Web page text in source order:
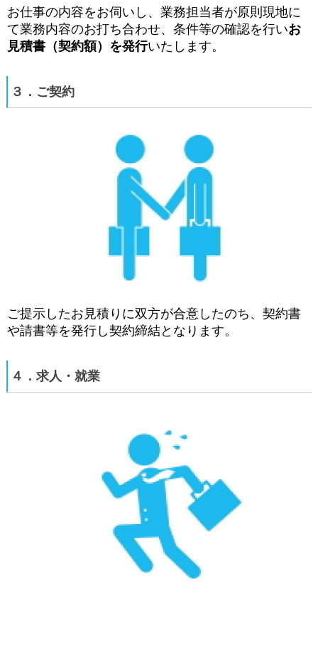
お仕事の内容をお伺いし、業務担当者が原則現地に
て業務内容のお打ち合わせ、条件等の確認を行いお
見積書（契約額）を発行いたします。
３．ご契約
ご提示したお見積りに双方が合意したのち、契約書
や請書等を発行し契約締結となります。
４．求人・就業